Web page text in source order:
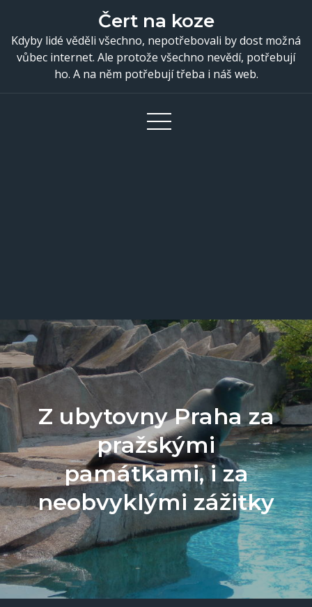
content
Čert na koze
Kdyby lidé věděli všechno, nepotřebovali by dost možná
vůbec internet. Ale protože všechno nevědí, potřebují
ho. A na něm potřebují třeba i náš web.
Z ubytovny Praha za
pražskými
památkami, i za
neobvyklými zážitky